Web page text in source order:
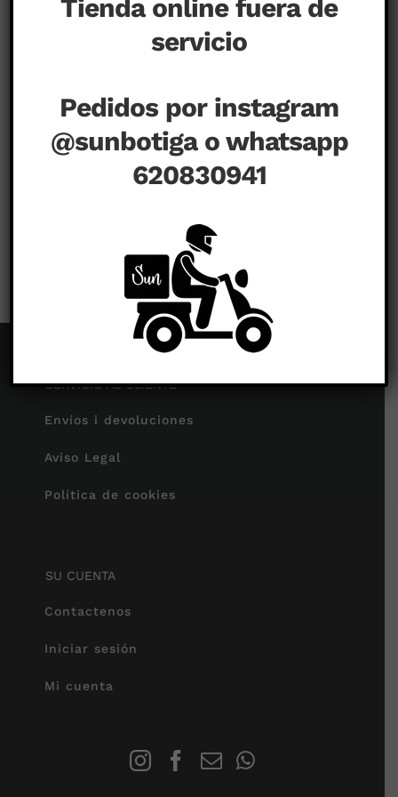
Comentarios desactivados
SERVICIO AL CLIENTE
Envíos i devoluciones
Aviso Legal
Política de cookies
SU CUENTA
Contactenos
Iniciar sesión
Mi cuenta
Tienda online fuera de
servicio
Pedidos por instagram
@sunbotiga o whatsapp
620830941